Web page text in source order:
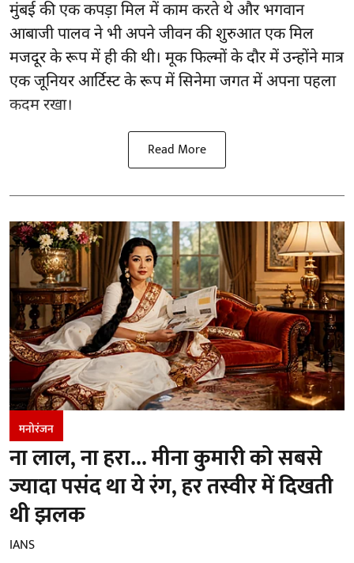
मुंबई की एक कपड़ा मिल में काम करते थे और भगवान
आबाजी पालव ने भी अपने जीवन की शुरुआत एक मिल
मजदूर के रूप में ही की थी। मूक फिल्मों के दौर में उन्होंने मात्र
एक जूनियर आर्टिस्ट के रूप में सिनेमा जगत में अपना पहला
कदम रखा।
Read More
मनोरंजन
ना लाल, ना हरा... मीना कुमारी को सबसे
ज्यादा पसंद था ये रंग, हर तस्वीर में दिखती
थी झलक
IANS